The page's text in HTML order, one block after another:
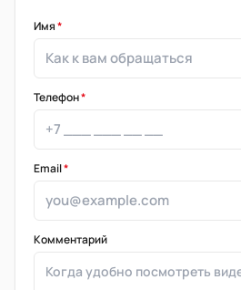
Имя*
Телефон*
Email*
Комментарий